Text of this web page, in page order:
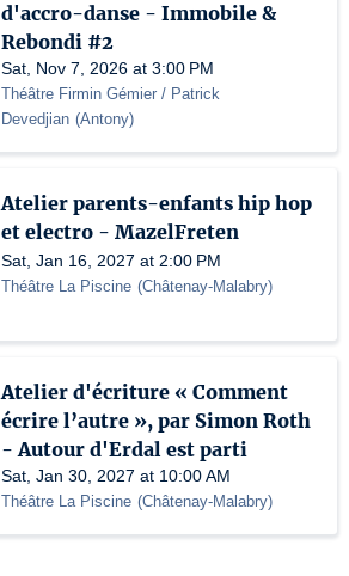
d'accro-danse - Immobile &
Rebondi #2
Sat, Nov 7, 2026 at 3:00 PM
Théâtre Firmin Gémier / Patrick
Devedjian (Antony)
Atelier parents-enfants hip hop
et electro - MazelFreten
Sat, Jan 16, 2027 at 2:00 PM
Théâtre La Piscine (Châtenay-Malabry)
Atelier d'écriture « Comment
écrire l’autre », par Simon Roth
- Autour d'Erdal est parti
Sat, Jan 30, 2027 at 10:00 AM
Théâtre La Piscine (Châtenay-Malabry)